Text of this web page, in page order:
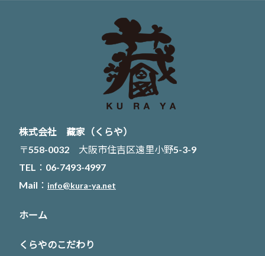
株式会社 藏家（くらや）
〒558-0032 大阪市住吉区遠里小野5-3-9
TEL：06-7493-4997
Mail： info@kura-ya.net
ホーム
くらやのこだわり